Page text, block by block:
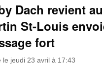
Dach revient
St-Louis
fort
le jeudi 23 avril à 17:43